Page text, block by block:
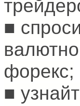
■
форекс;
■